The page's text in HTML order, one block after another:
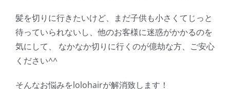
髪を切りに行きたいけど、まだ子供も小さくてじっと
待っていられないし、他のお客様に迷惑がかかるのを
気にして、 なかなか切りに行くのが億劫な方、ご安心
ください^^
そんなお悩みをlolohairが解消致します！